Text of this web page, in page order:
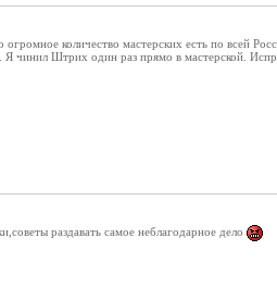
количество мастерских есть по всей
чинил Штрих один раз прямо в мастерской.
раздавать самое неблагодарное дело